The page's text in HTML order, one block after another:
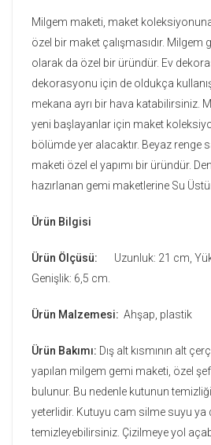
Milgem maketi, maket
özel bir maket çalışmasıdır. Milgem
olarak da özel bir üründür. Ev
dekorasyonu için de oldukça
mekana ayrı bir hava katabilirsiniz.
yeni başlayanlar için maket
bölümde yer alacaktır. Beyaz renge
maketi özel el yapımı bir üründür.
hazırlanan gemi maketlerine Su
Ürün Bilgisi
Ürün Ölçüsü: Uzunluk: 21 cm,
Genişlik: 6,5 cm.
Ürün Malzemesi: Ahşap, plastik
Ürün Bakımı: Dış alt kısmının alt
yapılan milgem gemi maketi, özel
bulunur. Bu nedenle kutunun
yeterlidir. Kutuyu cam silme suyu ya
temizleyebilirsiniz. Çizilmeye yol